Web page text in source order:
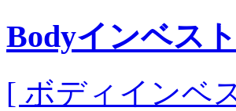
Bodyインベス
[ ボディインベ